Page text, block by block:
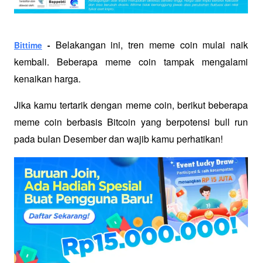
Bittime - Belakangan ini, tren meme coin mulai naik
kembali. Beberapa meme coin tampak mengalami
kenaikan harga.
Jika kamu tertarik dengan meme coin, berikut beberapa
meme coin berbasis Bitcoin yang berpotensi bull run
pada bulan Desember dan wajib kamu perhatikan!